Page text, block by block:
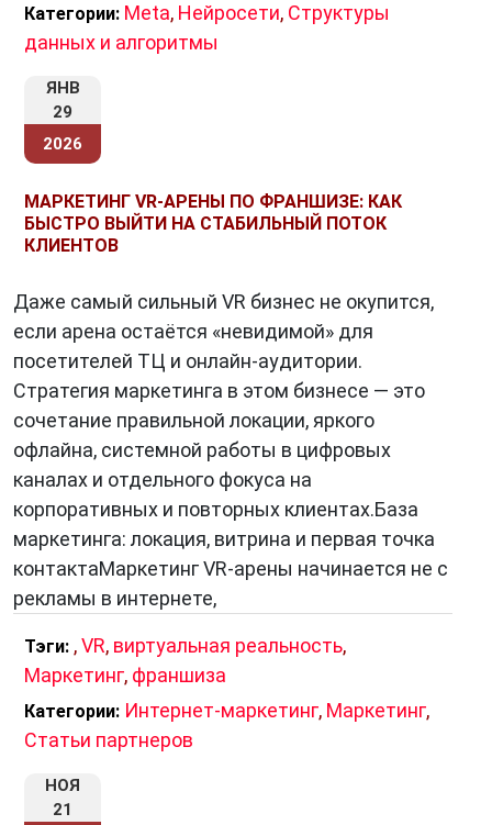
Категории: Meta, Нейросети, Структуры
данных и алгоритмы
ЯНВ
29
2026
МАРКЕТИНГ VR-АРЕНЫ ПО ФРАНШИЗЕ: КАК
БЫСТРО ВЫЙТИ НА СТАБИЛЬНЫЙ ПОТОК
КЛИЕНТОВ
Даже самый сильный VR бизнес не окупится,
если арена остаётся «невидимой» для
посетителей ТЦ и онлайн-аудитории.
Стратегия маркетинга в этом бизнесе — это
сочетание правильной локации, яркого
офлайна, системной работы в цифровых
каналах и отдельного фокуса на
корпоративных и повторных клиентах.База
маркетинга: локация, витрина и первая точка
контактаМаркетинг VR-арены начинается не с
рекламы в интернете,
Тэги: ,VR, виртуальная реальность,
Маркетинг, франшиза
Категории: Интернет-маркетинг, Маркетинг,
Статьи партнеров
НОЯ
21